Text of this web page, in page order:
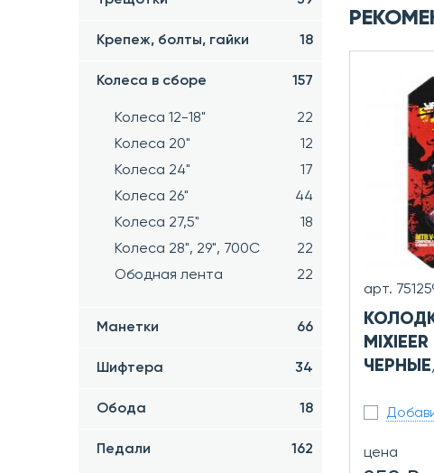
Крепеж, болты, гайки 18
Колеса в сборе 157
Колеса 12-18"
22
Колеса 20"
12
Колеса 24"
17
Колеса 26"
44
Колеса 27,5"
18
Колеса 28", 29", 700С
22
Ободная лента
22
Манетки 66
Шифтера 34
Обода 18
Педали 162
арт.
цена